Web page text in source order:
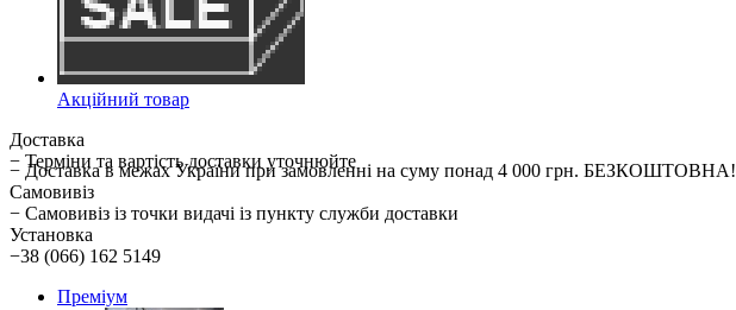
Акційний товар
Доставка
− Терміни та вартість доставки уточнюйте
− Доставка в межах України при замовленні на суму понад 4 000 грн. БЕЗКОШТОВНА!
Самовивіз
− Самовивіз із точки видачі із пункту служби доставки
Установка
−38 (066) 162 5149
Преміум